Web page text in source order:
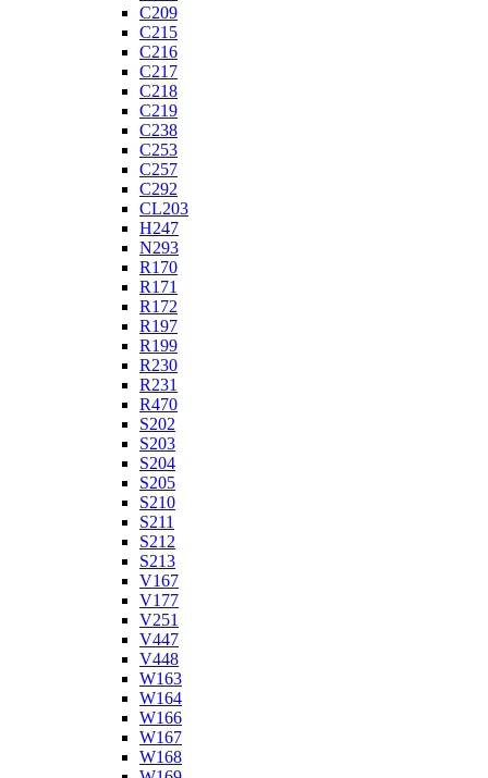
C209
C215
C216
C217
C218
C219
C238
C253
C257
C292
CL203
H247
N293
R170
R171
R172
R197
R199
R230
R231
R470
S202
S203
S204
S205
S210
S211
S212
S213
V167
V177
V251
V447
V448
W163
W164
W166
W167
W168